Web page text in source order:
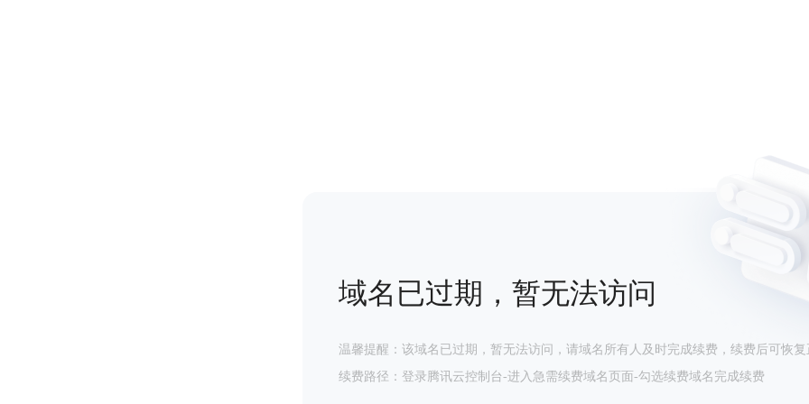
域名已过期，暂无法访问
温馨提醒：该域名已过期，暂无法访问，请域名所有人及时完成续费，续费后可恢复
续费路径：登录腾讯云控制台-进入急需续费域名页面-勾选续费域名完成续费